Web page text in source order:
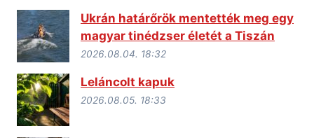
Ukrán határőrök mentették meg egy
magyar tinédzser életét a Tiszán
2026.08.04. 18:32
Leláncolt kapuk
2026.08.05. 18:33